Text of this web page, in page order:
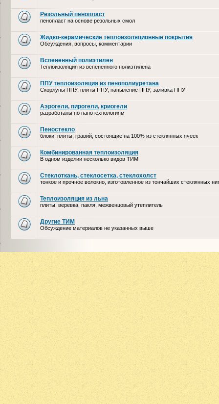
Резольный пенопласт
пенопласт на основе резольных смол
Жидко-керамические теплоизоляционные покрытия
Обсуждения, вопросы, комментарии
Вспененный полиэтилен
Теплоизоляция из вспененного полиэтилена
ППУ теплоизоляция из пенополиуретана
Скорлупы ППУ, плиты ППУ, напыление ППУ, заливка ППУ
Аэрогели, пирогели, криогели
разработаны по нанотехнологиям
Пеностекло
блоки, плиты, гравий, состоящие на 100% из стеклянных ячеек
Комбинированная теплоизоляция
В одном изделии несколько видов ТИМ
Стеклоткань, стеклосетка, cтеклохолст
тонкое и прочное волокно, изготовленное из тончайших стеклянных
Теплоизоляция из льна
плиты, веревка, пакля, межвенцовый утеплитель
Другие ТИМ
Обсуждение материалов не указанных выше